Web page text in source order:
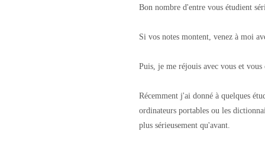
Bon nombre d'entre vous étudient
Si vos notes montent, venez à moi
Puis, je me réjouis avec vous et vous
Récemment j'ai donné à quelques
ordinateurs portables ou les
plus sérieusement qu'avant.